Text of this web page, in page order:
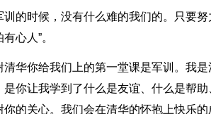
训的时候，没有什么难的我们的。只要
心人”。
清华你给我们上的第一堂课是军训。我
是你让我学到了什么是友谊、什么是帮
你的关心。我们会在清华的怀抱上快乐的